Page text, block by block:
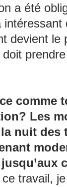
a été
devient le
comme
Les
nuit des
ce travail,